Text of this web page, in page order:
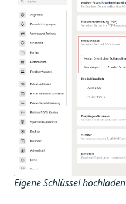
Eigene Schlüssel hochladen